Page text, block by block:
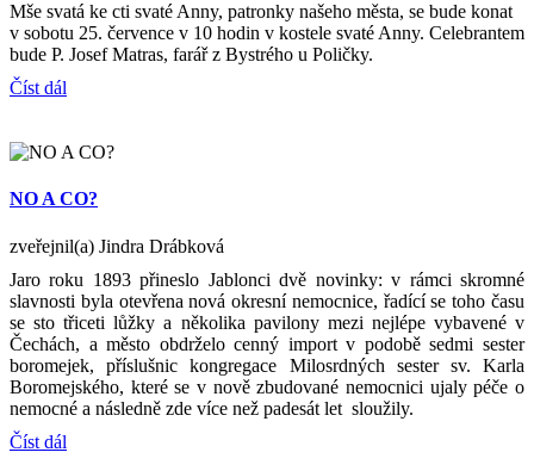
Mše svatá ke cti svaté Anny, patronky našeho města, se bude konat
v sobotu 25. července v 10 hodin v kostele svaté Anny. Celebrantem
bude P. Josef Matras, farář z Bystrého u Poličky.
Číst dál
NO A CO?
zveřejnil(a) Jindra Drábková
Jaro roku 1893 přineslo Jablonci dvě novinky: v rámci skromné
slavnosti byla otevřena nová okresní nemocnice, řadící se toho času
se sto třiceti lůžky a několika pavilony mezi nejlépe vybavené v
Čechách, a město obdrželo cenný import v podobě sedmi sester
boromejek, příslušnic kongregace Milosrdných sester sv. Karla
Boromejského, které se v nově zbudované nemocnici ujaly péče o
nemocné a následně zde více než padesát let sloužily.
Číst dál